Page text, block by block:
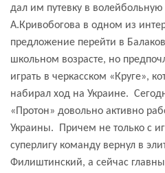
дал им путевку в
А.Кривобогова в одном из
предложение перейти в
школьном возрасте, но
играть в черкасском «Круге»,
набирал ход на Украине.
«Протон» довольно активно
Украины.
Причем не только с
суперлигу команду вернул в
Филиштинский, а сейчас